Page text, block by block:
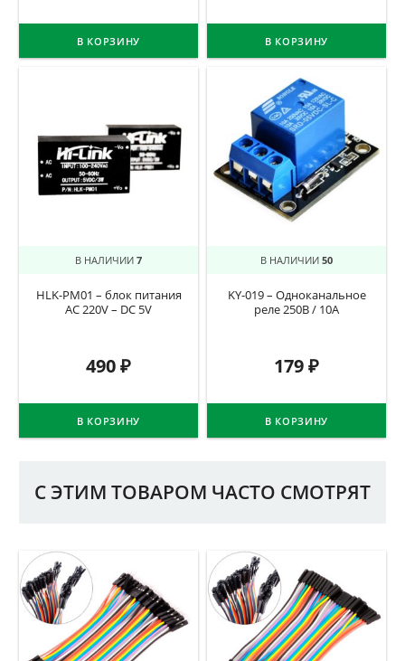
В КОРЗИНУ В КОРЗИНУ
В НАЛИЧИИ 7
HLK-PM01 – блок питания
AC 220V – DC 5V
490₽
В КОРЗИНУ
В НАЛИЧИИ 50
KY-019 – Одноканальное
реле 250В / 10А
179₽
В КОРЗИНУ
С ЭТИМ ТОВАРОМ ЧАСТО СМОТРЯТ